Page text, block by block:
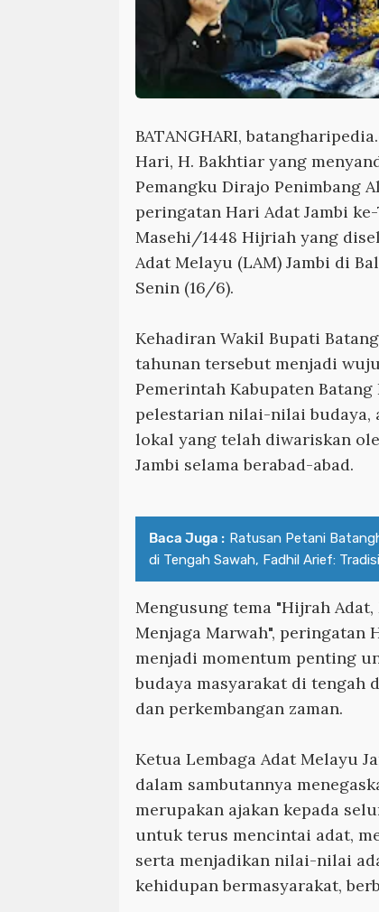
BATANGHARI,
Hari, H. Bakhtiar yang
Pemangku Dirajo Penimbang
peringatan Hari Adat Jambi
Masehi/1448 Hijriah yang
Adat Melayu (LAM) Jambi di
Senin (16/6).
Kehadiran Wakil Bupati
tahunan tersebut menjadi
Pemerintah Kabupaten
pelestarian nilai-nilai budaya,
lokal yang telah diwariskan
Jambi selama berabad-abad.
Baca Juga : Ratusan Petani
di Tengah Sawah, Fadhil Arief:
Mengusung tema "Hijrah
Menjaga Marwah", peringatan
menjadi momentum penting
budaya masyarakat di tengah
dan perkembangan zaman.
Ketua Lembaga Adat Melayu
dalam sambutannya
merupakan ajakan kepada
untuk terus mencintai adat,
serta menjadikan nilai-nilai
kehidupan bermasyarakat,